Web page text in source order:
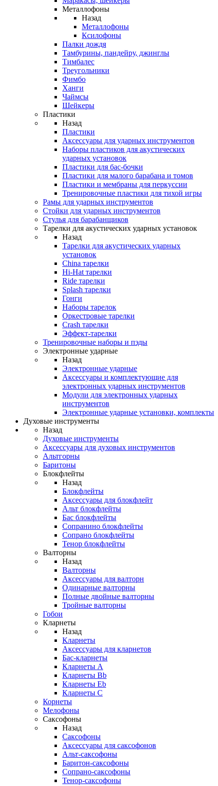
Металлофоны
Назад
Металлофоны
Ксилофоны
Палки дождя
Тамбурины, пандейру, джинглы
Тимбалес
Треугольники
Фимбо
Ханги
Чаймсы
Шейкеры
Пластики
Назад
Пластики
Аксессуары для ударных инструментов
Наборы пластиков для акустических
ударных установок
Пластики для бас-бочки
Пластики для малого барабана и томов
Пластики и мембраны для перкуссии
Тренировочные пластики для тихой игры
Рамы для ударных инструментов
Стойки для ударных инструментов
Стулья для барабанщиков
Тарелки для акустических ударных установок
Назад
Тарелки для акустических ударных
установок
China тарелки
Hi-Hat тарелки
Ride тарелки
Splash тарелки
Гонги
Наборы тарелок
Оркестровые тарелки
Сrash тарелки
Эффект-тарелки
Тренировочные наборы и пэды
Электронные ударные
Назад
Электронные ударные
Аксессуары и комплектующие для
электронных ударных инструментов
Модули для электронных ударных
инструментов
Электронные ударные установки, комплекты
Духовые инструменты
Назад
Духовые инструменты
Аксессуары для духовых инструментов
Альтгорны
Баритоны
Блокфлейты
Назад
Блокфлейты
Аксессуары для блокфлейт
Альт блокфлейты
Бас блокфлейты
Сопранино блокфлейты
Сопрано блокфлейты
Тенор блокфлейты
Валторны
Назад
Валторны
Аксессуары для валторн
Одинарные валторны
Полные двойные валторны
Тройные валторны
Гобои
Кларнеты
Назад
Кларнеты
Аксессуары для кларнетов
Бас-кларнеты
Кларнеты A
Кларнеты Bb
Кларнеты Eb
Кларнеты С
Корнеты
Мелофоны
Саксофоны
Назад
Саксофоны
Аксессуары для саксофонов
Альт-саксофоны
Баритон-саксофоны
Сопрано-саксофоны
Тенор-саксофоны